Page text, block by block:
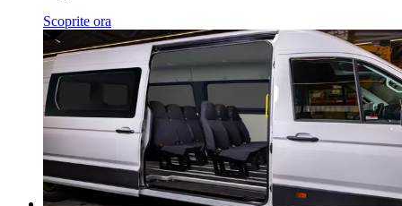
Scoprite ora